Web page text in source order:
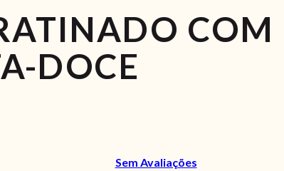
COM
DOCE
Sem Avaliações